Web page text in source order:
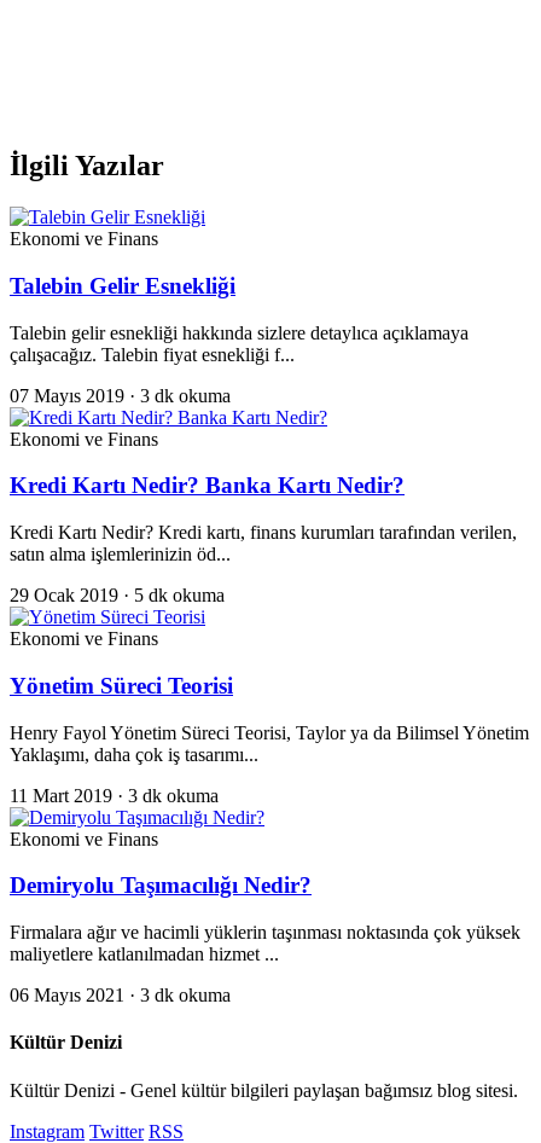
İlgili Yazılar
Ekonomi ve Finans
Talebin Gelir Esnekliği
Talebin gelir esnekliği hakkında sizlere detaylıca açıklamaya
çalışacağız. Talebin fiyat esnekliği f...
07 Mayıs 2019 · 3 dk okuma
Ekonomi ve Finans
Kredi Kartı Nedir? Banka Kartı Nedir?
Kredi Kartı Nedir? Kredi kartı, finans kurumları tarafından verilen,
satın alma işlemlerinizin öd...
29 Ocak 2019 · 5 dk okuma
Ekonomi ve Finans
Yönetim Süreci Teorisi
Henry Fayol Yönetim Süreci Teorisi, Taylor ya da Bilimsel Yönetim
Yaklaşımı, daha çok iş tasarımı...
11 Mart 2019 · 3 dk okuma
Ekonomi ve Finans
Demiryolu Taşımacılığı Nedir?
Firmalara ağır ve hacimli yüklerin taşınması noktasında çok yüksek
maliyetlere katlanılmadan hizmet ...
06 Mayıs 2021 · 3 dk okuma
Kültür Denizi
Kültür Denizi - Genel kültür bilgileri paylaşan bağımsız blog sitesi.
Instagram Twitter RSS